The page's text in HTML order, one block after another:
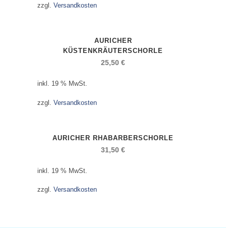
zzgl. Versandkosten
AURICHER
KÜSTENKRÄUTERSCHORLE
25,50 €
inkl. 19 % MwSt.
zzgl. Versandkosten
AURICHER RHABARBERSCHORLE
31,50 €
inkl. 19 % MwSt.
zzgl. Versandkosten